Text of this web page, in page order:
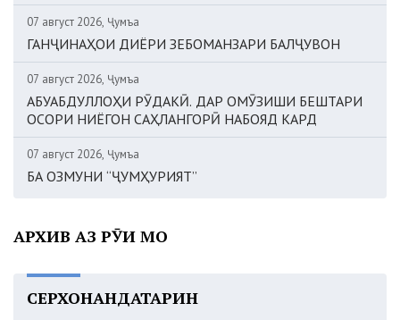
07 август 2026, Ҷумъа
ГАНҶИНАҲОИ ДИЁРИ ЗЕБОМАНЗАРИ БАЛҶУВОН
07 август 2026, Ҷумъа
АБУАБДУЛЛОҲИ РӮДАКӢ. ДАР ОМӮЗИШИ БЕШТАРИ
ОСОРИ НИЁГОН САҲЛАНГОРӢ НАБОЯД КАРД
07 август 2026, Ҷумъа
БА ОЗМУНИ “ҶУМҲУРИЯТ”
АРХИВ АЗ РӮИ МОҲ
СЕРХОНАНДАТАРИН